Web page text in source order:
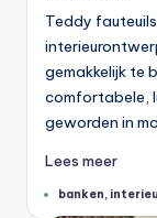
Teddy
gemakkelijk te
comfortabele,
geworden in
Lees meer
Tags:banken,